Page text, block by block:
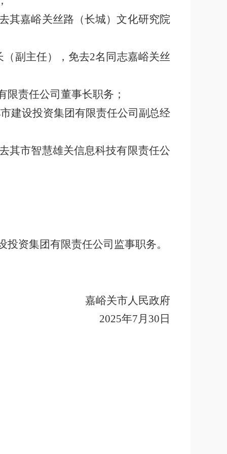
其嘉峪关丝路（长城）文化研究院
副主任），免去2名同志嘉峪关丝
责任公司董事长职务；
建设投资集团有限责任公司副总经
其市智慧雄关信息科技有限责任公
资集团有限责任公司监事职务。
嘉峪关市人民政府
2025年7月 30 日